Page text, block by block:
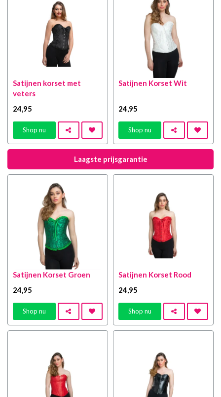
Satijnen korset met
veters
24,95
Shop nu
Satijnen Korset Wit
24,95
Shop nu
Laagste prijsgarantie
Satijnen Korset Groen
24,95
Shop nu
Satijnen Korset Rood
24,95
Shop nu